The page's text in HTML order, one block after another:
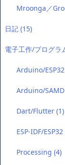
Mroonga／
日記 (15)
電子工作/プログラ
Arduino/
Arduino/
Dart/Flutter(1)
ESP-IDF/ESP32
Processing(4)